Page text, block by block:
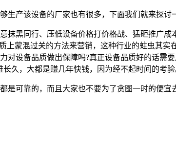
产该设备的厂家也有很多，下面我们就来探讨
黑同行、压低设备价格打价格战、猛砸推广成
蒙混过关的方法来营销，这种行业的蛀虫其实
对设备品质做出保障吗?真正设备品质好的话需
久，大都是赚几年快钱，因为经不起时间的考验
可靠的，而且大家也不要为了贪图一时的便宜